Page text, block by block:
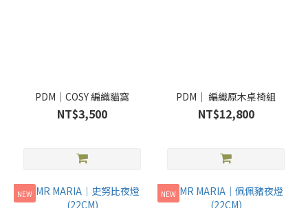
PDM｜COSY 編織貓窩
NT$3,500
PDM｜ 編織原木桌椅組
NT$12,800
NEW NEW